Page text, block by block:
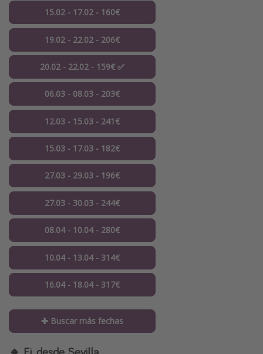
15.02 - 17.02 - 160€
19.02 - 22.02 - 206€
20.02 - 22.02 - 159€ ✅
06.03 - 08.03 - 203€
12.03 - 15.03 - 241€
15.03 - 17.03 - 182€
27.03 - 29.03 - 196€
27.03 - 30.03 - 244€
08.04 - 10.04 - 280€
10.04 - 13.04 - 314€
16.04 - 18.04 - 317€
✚ Buscar más fechas